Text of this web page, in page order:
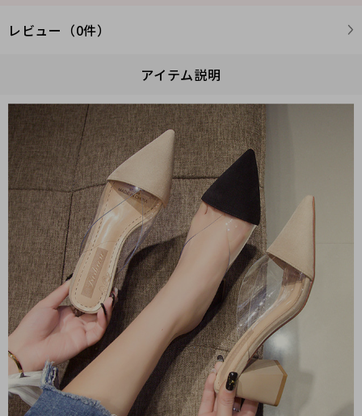
レビュー（0件）
アイテム説明